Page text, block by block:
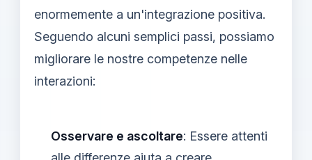
enormemente a un'integrazione positiva.
Seguendo alcuni semplici passi, possiamo
migliorare le nostre competenze nelle
interazioni:
Osservare e ascoltare: Essere attenti